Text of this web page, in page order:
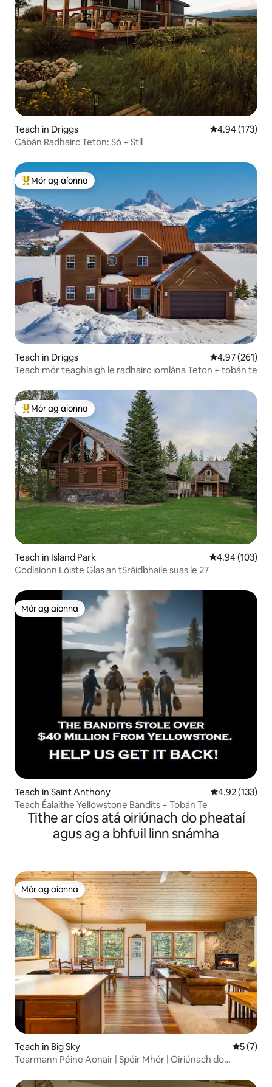
Teach in Driggs Meánrátáil
4.94 (173)
Cábán Radhairc Teton: Só + Stíl
An-mhór ag aíonna
Mór ag aíonna
Teach in Driggs Meánrátáil
4.97 (261)
Teach mór teaghlaigh le radhairc iomlána Teton + tobán te
An-mhór ag aíonna
Mór ag aíonna
Teach in Island Park Meánrátáil
4.94 (103)
Codlaíonn Lóiste Glas an tSráidbhaile suas le 27
Mór ag aíonna
Mór ag aíonna
Teach in Saint Anthony Meánrátáil
4.92 (133)
Teach Éalaithe Yellowstone Bandits + Tobán Te
Tithe ar cíos atá oiriúnach do pheataí
agus ag a bhfuil linn snámha
Mór ag aíonna
Mór ag aíonna
Teach in Big Sky
5 (7)
Tearmann Péine Aonair | Spéir Mhór | Oiriúnach do